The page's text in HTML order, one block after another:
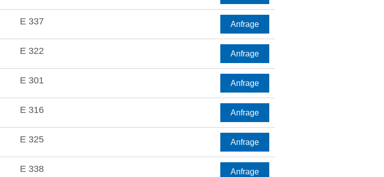
E 337 Anfrage
E 322 Anfrage
E 301 Anfrage
E 316 Anfrage
E 325 Anfrage
E 338 Anfrage